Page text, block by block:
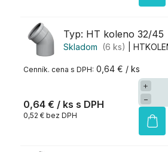
Typ: HT koleno 32/45
Skladom (6 ks) |
0,64 € / ks
0,64 € / ks
0,52 € bez DPH
+
−